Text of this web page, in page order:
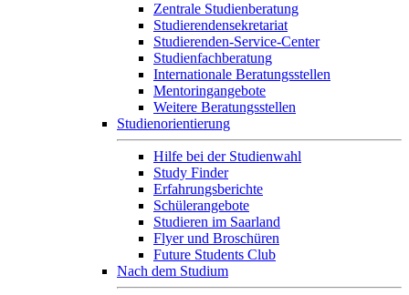
Zentrale Studienberatung
Studierendensekretariat
Studierenden-Service-Center
Studienfachberatung
Internationale Beratungsstellen
Mentoringangebote
Weitere Beratungsstellen
Studienorientierung
Hilfe bei der Studienwahl
Study Finder
Erfahrungsberichte
Schülerangebote
Studieren im Saarland
Flyer und Broschüren
Future Students Club
Nach dem Studium